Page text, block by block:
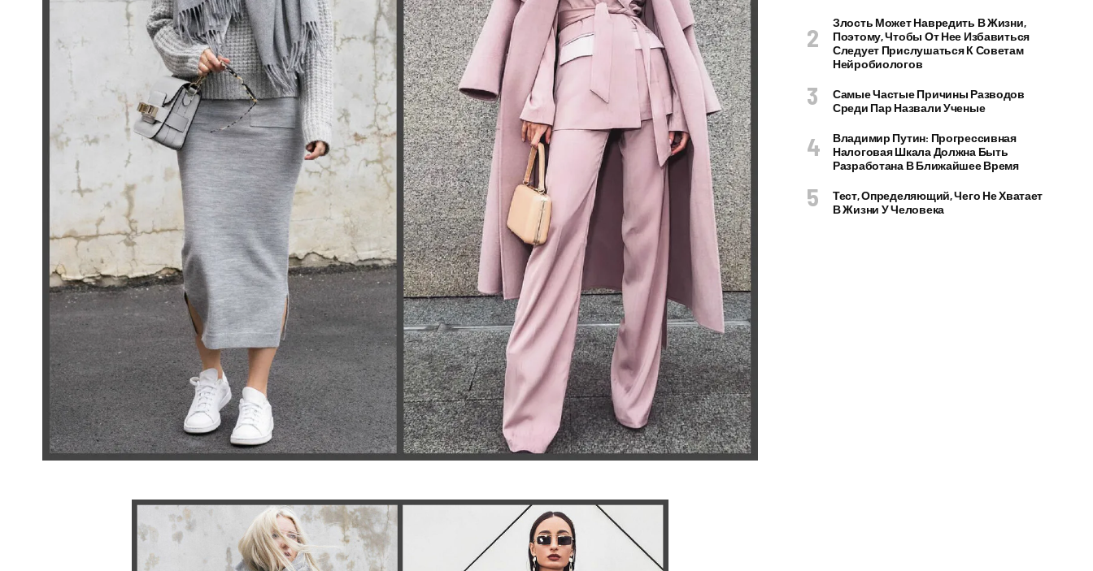
Злость Может Навредить В Жизни,
Поэтому, Чтобы От Нее Избавиться
Следует Прислушаться К Советам
Нейробиологов
Самые Частые Причины Разводов
Среди Пар Назвали Ученые
Владимир Путин: Прогрессивная
Налоговая Шкала Должна Быть
Разработана В Ближайшее Время
Тест, Определяющий, Чего Не Хватает
В Жизни У Человека